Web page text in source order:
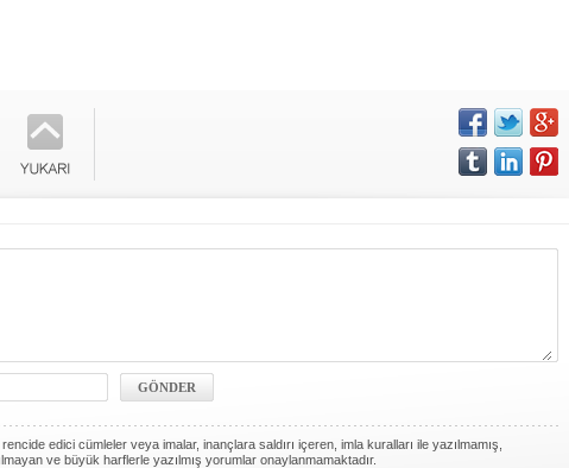
edici cümleler veya imalar, inançlara saldırı içeren, imla kuralları ile yazılmamış,
ve büyük harflerle yazılmış yorumlar onaylanmamaktadır.